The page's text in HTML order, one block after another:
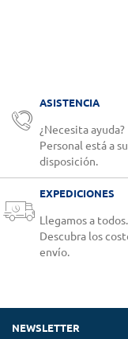
ASISTENCIA
¿Necesita ayuda?
Personal está a su
disposición.
EXPEDICIONES
Llegamos a todos.
Descubra los
envío.
NEWSLETTER